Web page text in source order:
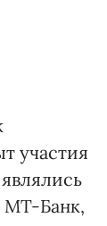
участия
МТ-Банк,